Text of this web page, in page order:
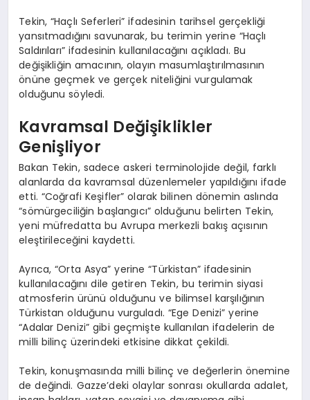
Tekin, “Haçlı Seferleri” ifadesinin tarihsel gerçekliği
yansıtmadığını savunarak, bu terimin yerine “Haçlı
Saldırıları” ifadesinin kullanılacağını açıkladı. Bu
değişikliğin amacının, olayın masumlaştırılmasının
önüne geçmek ve gerçek niteliğini vurgulamak
olduğunu söyledi.
Kavramsal Değişiklikler
Genişliyor
Bakan Tekin, sadece askeri terminolojide değil, farklı
alanlarda da kavramsal düzenlemeler yapıldığını ifade
etti. “Coğrafi Keşifler” olarak bilinen dönemin aslında
“sömürgeciliğin başlangıcı” olduğunu belirten Tekin,
yeni müfredatta bu Avrupa merkezli bakış açısının
eleştirileceğini kaydetti.
Ayrıca, “Orta Asya” yerine “Türkistan” ifadesinin
kullanılacağını dile getiren Tekin, bu terimin siyasi
atmosferin ürünü olduğunu ve bilimsel karşılığının
Türkistan olduğunu vurguladı. “Ege Denizi” yerine
“Adalar Denizi” gibi geçmişte kullanılan ifadelerin de
milli bilinç üzerindeki etkisine dikkat çekildi.
Tekin, konuşmasında milli bilinç ve değerlerin önemine
de değindi. Gazze’deki olaylar sonrası okullarda adalet,